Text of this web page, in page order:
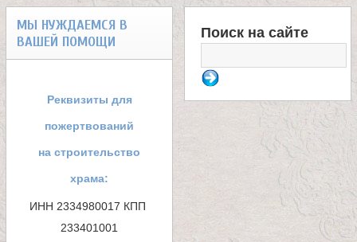
МЫ НУЖДАЕМСЯ В
ВАШЕЙ ПОМОЩИ
Реквизиты для
пожертвований
на строительство
храма:
ИНН 2334980017 КПП
233401001
Ф
о
Поиск на сайте